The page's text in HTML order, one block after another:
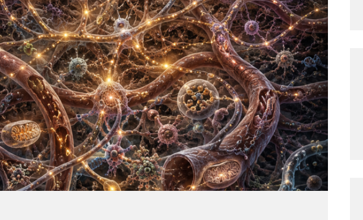
THE VET HOUR
БЛОГ
КОНТАКТ